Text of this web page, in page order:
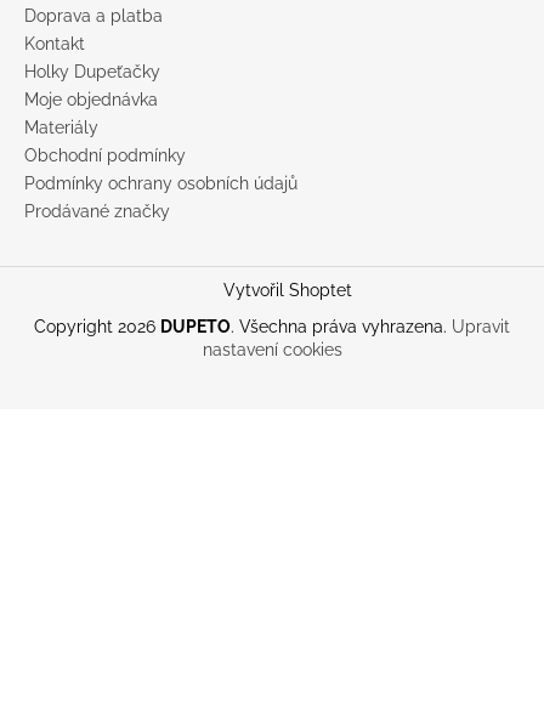
Doprava a platba
Kontakt
Holky Dupeťačky
Moje objednávka
Materiály
Obchodní podmínky
Podmínky ochrany osobních údajů
Prodávané značky
Vytvořil Shoptet
Copyright 2026 DUPETO. Všechna práva vyhrazena. Upravit
nastavení cookies